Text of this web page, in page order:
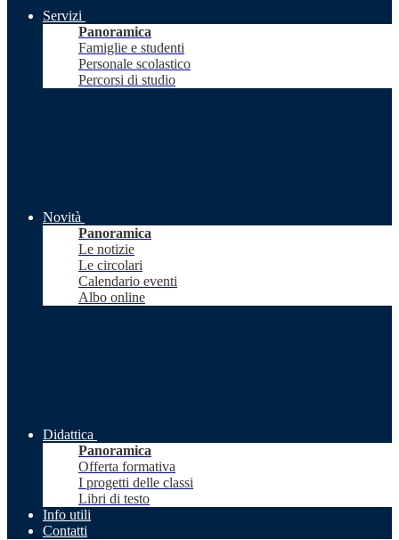
Servizi
Panoramica
Famiglie e studenti
Personale scolastico
Percorsi di studio
Novità
Panoramica
Le notizie
Le circolari
Calendario eventi
Albo online
Didattica
Panoramica
Offerta formativa
I progetti delle classi
Libri di testo
Info utili
Contatti